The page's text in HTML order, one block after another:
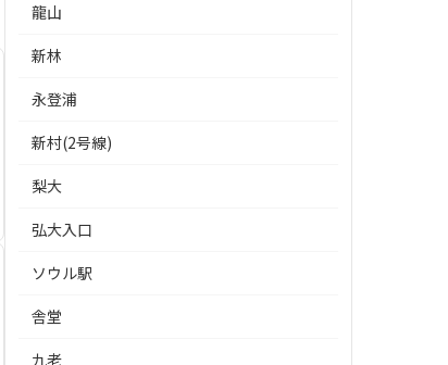
龍山
新林
永登浦
新村(2号線)
梨大
弘大入口
ソウル駅
舎堂
九老